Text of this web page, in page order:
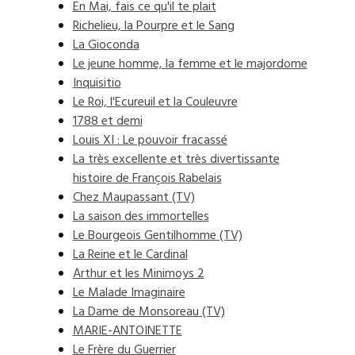
En Mai, fais ce qu'il te plait
Richelieu, la Pourpre et le Sang
La Gioconda
Le jeune homme, la femme et le majordome
Inquisitio
Le Roi, l'Ecureuil et la Couleuvre
1788 et demi
Louis XI : Le pouvoir fracassé
La très excellente et très divertissante
histoire de François Rabelais
Chez Maupassant (TV)
La saison des immortelles
Le Bourgeois Gentilhomme (TV)
La Reine et le Cardinal
Arthur et les Minimoys 2
Le Malade Imaginaire
La Dame de Monsoreau (TV)
MARIE-ANTOINETTE
Le Frère du Guerrier